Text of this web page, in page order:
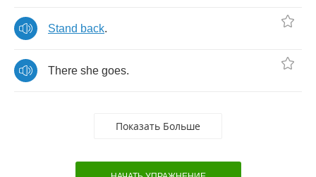
Stand back.
There she goes.
Показать Больше